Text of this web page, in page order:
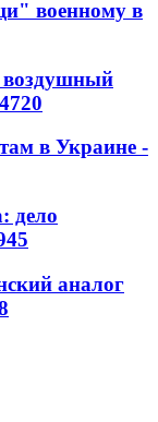
военному в
воздушный
4720
в Украине -
дело
аналог